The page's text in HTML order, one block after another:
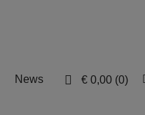
€ 0,00 (0)
News